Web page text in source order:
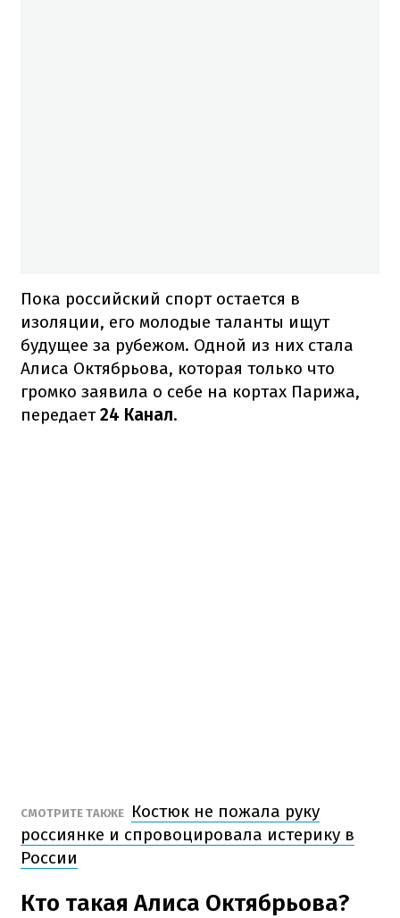
Пока российский спорт остается в
изоляции, его молодые таланты ищут
будущее за рубежом. Одной из них стала
Алиса Октябрьова, которая только что
громко заявила о себе на кортах Парижа,
передает24 Канал.
СМОТРИТЕ ТАКЖЕ
Костюк не пожала руку
россиянке и спровоцировала истерику в
России
Кто такая Алиса Октябрьова?